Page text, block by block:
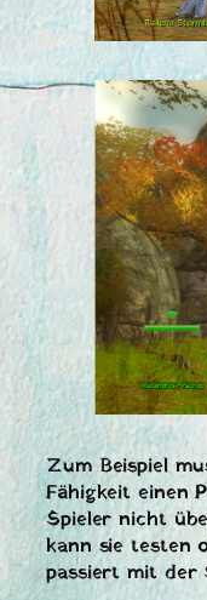
Zum Beispiel
Fähigkeit einen
Spieler nicht
kann sie testen
passiert mit der